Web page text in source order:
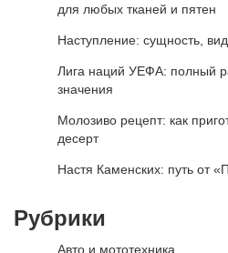
для любых тканей и пятен
Наступление: сущность,
Лига наций УЕФА: полный
значения
Молозиво рецепт: как
десерт
Настя Каменских: путь от
Рубрики
Авто и мототехника